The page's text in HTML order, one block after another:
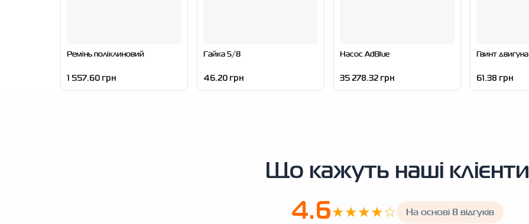
Ремінь поліклиновий
1 557.60 грн
Гайка 5/8
46.20 грн
Насос AdBlue
35 278.32 грн
Гвинт двигуна
61.38 грн
Що кажуть наші клієнти
4.6★★★★☆ На основі 8 відгуків